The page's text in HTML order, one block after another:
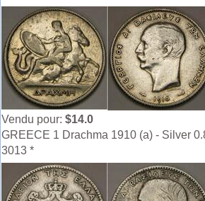
Vendu pour: $14.0
GREECE 1 Drachma 1910 (a) - Silver
3013 *